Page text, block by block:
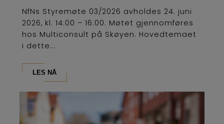
NfNs Styremøte 03/2026 avholdes 24. juni
2026, kl. 14:00 – 16:00. Møtet gjennomføres
hos Multiconsult på Skøyen. Hovedtemaet
i dette...
LES NÅ